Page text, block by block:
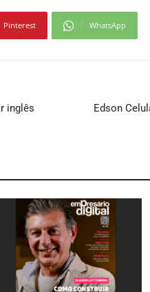
Pinterest WhatsApp
inglês
Edson